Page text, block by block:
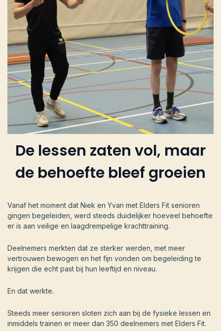
De lessen zaten vol, maar
de behoefte bleef groeien
Vanaf het moment dat Niek en Yvan met Elders Fit senioren
gingen begeleiden, werd steeds duidelijker hoeveel behoefte
er is aan veilige en laagdrempelige krachttraining.
Deelnemers merkten dat ze sterker werden, met meer
vertrouwen bewogen en het fijn vonden om begeleiding te
krijgen die echt past bij hun leeftijd en niveau.
En dat werkte.
Steeds meer senioren sloten zich aan bij de fysieke lessen en
inmiddels trainen er meer dan 350 deelnemers met Elders Fit.